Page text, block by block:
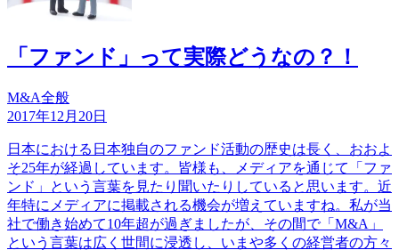
「ファンド」って実際どうなの？！
M&A全般
2017年12月20日
日本における日本独自のファンド活動の歴史は長く、おおよ
そ25年が経過しています。皆様も、メディアを通じて「ファ
ンド」という言葉を見たり聞いたりしていると思います。近
年特にメディアに掲載される機会が増えていますね。私が当
社で働き始めて10年超が過ぎましたが、その間で「M&A」
という言葉は広く世間に浸透し、いまや多くの経営者の方々